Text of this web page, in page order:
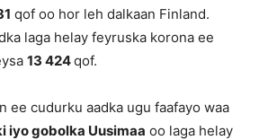
qof oo hor leh dalkaan Finland.
laga helay feyruska korona ee
13 424qof.
ee cudurku aadka ugu faafayo waa
iyo gobolka Uusimaa oo laga helay